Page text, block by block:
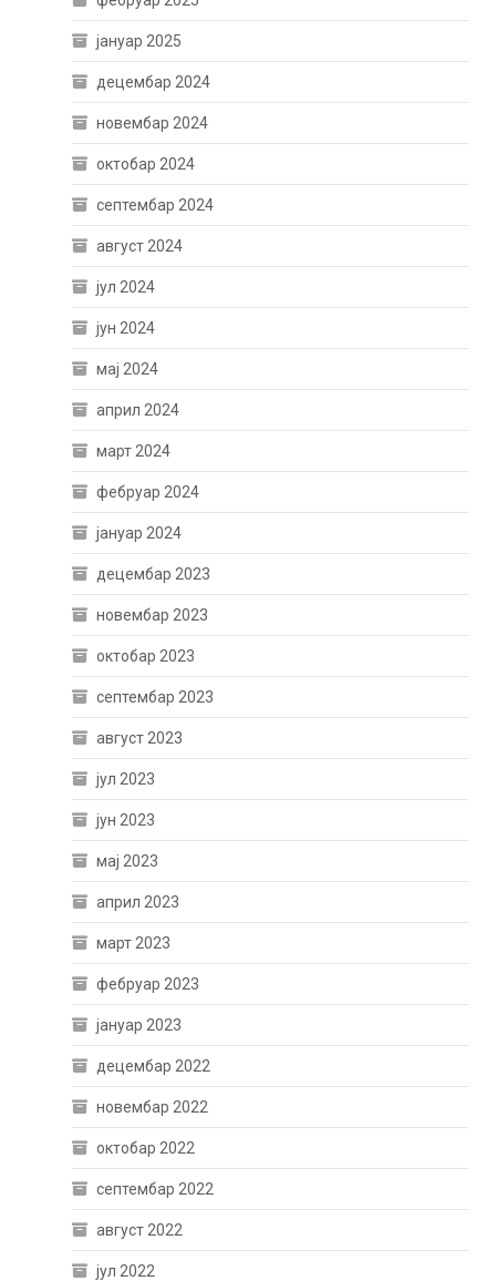
јануар 2025
децембар 2024
новембар 2024
октобар 2024
септембар 2024
август 2024
јул 2024
јун 2024
мај 2024
април 2024
март 2024
фебруар 2024
јануар 2024
децембар 2023
новембар 2023
октобар 2023
септембар 2023
август 2023
јул 2023
јун 2023
мај 2023
април 2023
март 2023
фебруар 2023
јануар 2023
децембар 2022
новембар 2022
октобар 2022
септембар 2022
август 2022
јул 2022